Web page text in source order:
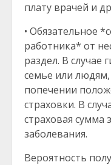
плату врачей и
• Обязательное
работника* от
раздел. В случае
семье или
попечении
страховки. В
страховая сумма
заболевания.
Вероятность